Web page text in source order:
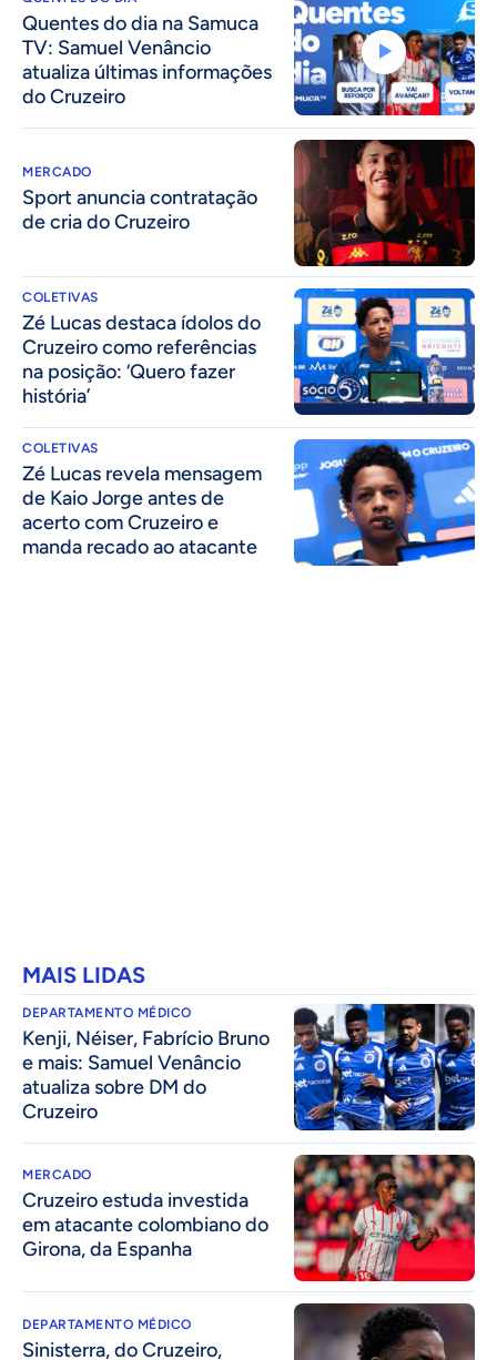
Quentes do dia na Samuca
TV: Samuel Venâncio
atualiza últimas informações
do Cruzeiro
MERCADO
Sport anuncia contratação
de cria do Cruzeiro
COLETIVAS
Zé Lucas destaca ídolos do
Cruzeiro como referências
na posição: ‘Quero fazer
história’
COLETIVAS
Zé Lucas revela mensagem
de Kaio Jorge antes de
acerto com Cruzeiro e
manda recado ao atacante
MAIS LIDAS
DEPARTAMENTO MÉDICO
Kenji, Néiser, Fabrício Bruno
e mais: Samuel Venâncio
atualiza sobre DM do
Cruzeiro
MERCADO
Cruzeiro estuda investida
em atacante colombiano do
Girona, da Espanha
DEPARTAMENTO MÉDICO
Sinisterra, do Cruzeiro,